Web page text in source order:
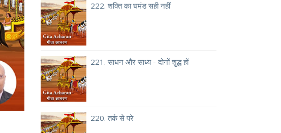
222. शक्ति का घमंड सही नहीं
221. साधन और साध्य - दोनों शुद्ध हों
220. तर्क से परे